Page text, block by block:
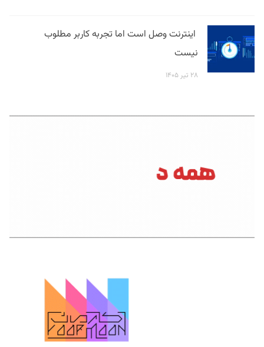
اینترنت وصل است اما تجربه کاربر مطلوب
نیست
۲۸ تیر ۱۴۰۵